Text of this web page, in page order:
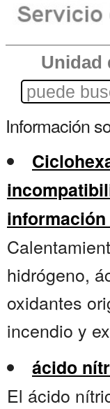
Unidad
Información
hidrógeno,
oxidantes
incendio y
ácido
El ácido